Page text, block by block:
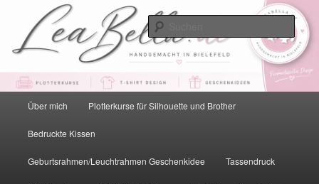
primären
springen
sekundären
springenLeaBella.de – Handgemacht in
Bielefeld
HauptmenüÜber mich Plotterkurse für Silhouette und Brother
Bedruckte Kissen
Geburtsrahmen/Leuchtrahmen Geschenkidee Tassendruck